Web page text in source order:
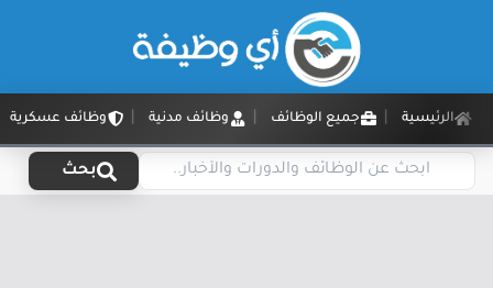
الرئيسية جميع الوظائف وظائف مدنية وظائف عسكرية
بحث